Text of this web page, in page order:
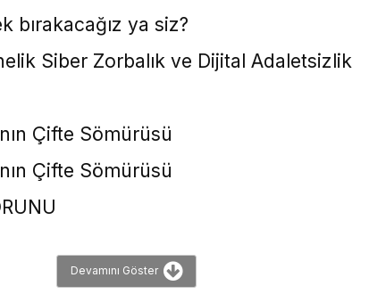
bırakacağız ya siz?
Siber Zorbalık ve Dijital Adaletsizlik
Çifte Sömürüsü
Çifte Sömürüsü
Devamını Göster